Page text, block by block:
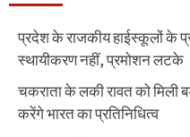
प्रदेश के राजकीय हाईस्कूलों के
स्थायीकरण नहीं, प्रमोशन लटके
चकराता के लकी रावत को मिली
करेंगे भारत का प्रतिनिधित्व